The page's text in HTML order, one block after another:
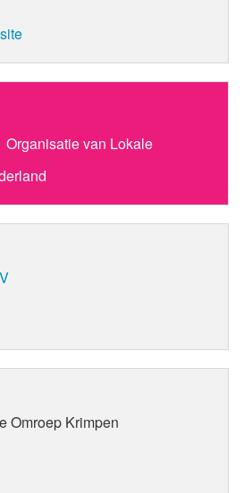
Organisatie van Lokale
Omroep Krimpen